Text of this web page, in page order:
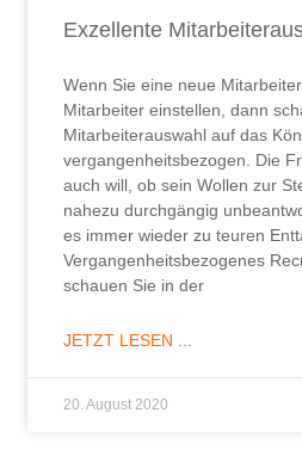
Exzellente
Wenn Sie eine neue
Mitarbeiter einstellen, dann
Mitarbeiterauswahl auf das
vergangenheitsbezogen. Die
auch will, ob sein Wollen zur
nahezu durchgängig
es immer wieder zu teuren
Vergangenheitsbezogenes
schauen Sie in der
JETZT LESEN ...
20. August 2020